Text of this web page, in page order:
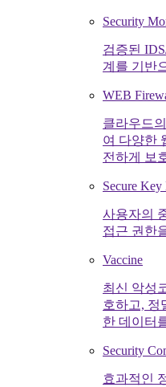
Security
검증된
계를 기반
WEB
클라우드
여 다양한
전하게 보
Secure Key
사용자의
접근 권한
Vaccine
최신 악성
호하고, 정
한 데이터
Security
효과적인